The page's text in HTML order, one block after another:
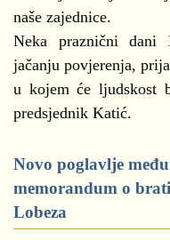
naše zajednice.
Neka praznični dani
jačanju povjerenja,
u kojem će ljudskost
predsjednik Katić.
Novo poglavlje
memorandum o
Lobeza